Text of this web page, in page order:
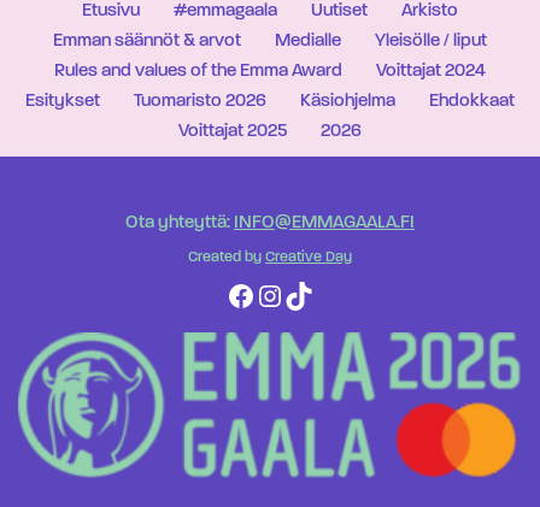
Etusivu #emmagaala Uutiset
Arkisto
Emman säännöt & arvot
Medialle
Yleisölle / liput
Rules and values of the Emma Award
Voittajat 2024
Esitykset
Tuomaristo 2026 Käsiohjelma
Ehdokkaat
Voittajat 2025
2026
Ota yhteyttä: INFO@EMMAGAALA.FI
Created by Creative Day